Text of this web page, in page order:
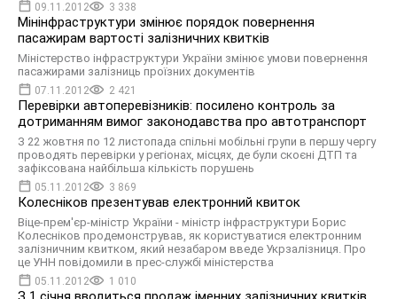
09.11.2012 3 338
Мінінфраструктури змінює порядок повернення
пасажирам вартості залізничних квитків
Міністерство інфраструктури України змінює умови повернення
пасажирами залізниць проїзних документів
07.11.2012 2 421
Перевірки автоперевізників: посилено контроль за
дотриманням вимог законодавства про автотранспорт
З 22 жовтня по 12 листопада спільні мобільні групи в першу чергу
проводять перевірки у регіонах, місцях, де були скоєні ДТП та
зафіксована найбільша кількість порушень
05.11.2012 3 869
Колесніков презентував електронний квиток
Віце-прем'єр-міністр України - міністр інфраструктури Борис
Колесніков продемонстрував, як користуватися електронним
залізничним квитком, який незабаром введе Укрзалізниця. Про
це УНН повідомили в прес-службі міністерства
05.11.2012 1 010